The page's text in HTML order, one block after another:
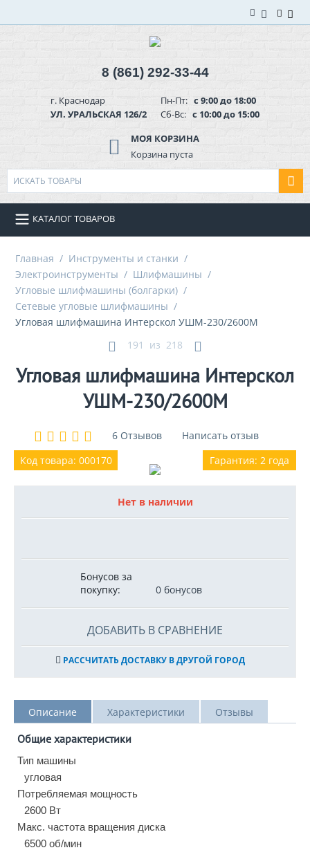
8 (861) 292-33-44
г. Краснодар
УЛ. УРАЛЬСКАЯ 126/2
Пн-Пт: с 9:00 до 18:00
Сб-Вс: с 10:00 до 15:00
МОЯ КОРЗИНА
Корзина пуста
КАТАЛОГ ТОВАРОВ
Главная / Инструменты и станки /
Электроинструменты / Шлифмашины /
Угловые шлифмашины (болгарки) /
Сетевые угловые шлифмашины /
Угловая шлифмашина Интерскол УШМ-230/2600М
191
из 218
Угловая шлифмашина Интерскол
УШМ-230/2600М
6 Отзывов
Написать отзыв
Гарантия: 2 года
Код товара: 000170
Нет в наличии
Бонусов за
покупку:
0 бонусов
ДОБАВИТЬ В СРАВНЕНИЕ
РАССЧИТАТЬ ДОСТАВКУ В ДРУГОЙ ГОРОД
Описание Характеристики Отзывы
Общие характеристики
Тип машины
угловая
Потребляемая мощность
2600 Вт
Макс. частота вращения диска
6500 об/мин